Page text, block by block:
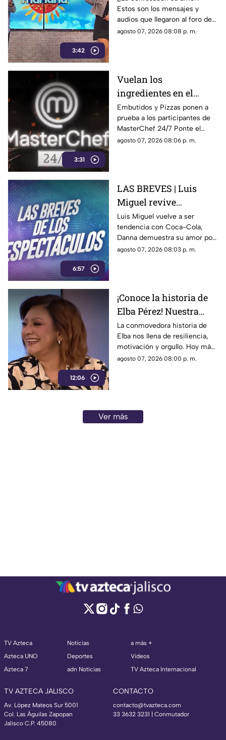
3:42
'Cada mañana'; parte 1
Estos son los mensajes y
audios que llegaron al foro de
‘Cada mañana’ estuvieron
agosto 07, 2026 08:08 p. m.
3:31
Vuelan los
ingredientes en el
programa MasterChef
24/7
Embutidos y Pizzas ponen a
prueba a los participantes de
MasterChef 24/7 Ponte el
delantal y degusta junto a
agosto 07, 2026 08:06 p. m.
6:57
LAS BREVES | Luis
Miguel revive
nostalgia, Danna canta
tema de Belinda y Paul
Alone estrena disco
Luis Miguel vuelve a ser
tendencia con Coca-Cola,
Danna demuestra su amor por
Belinda y Paul Alone revela los
agosto 07, 2026 08:03 p. m.
12:06
¡Conoce la historia de
Elba Pérez! Nuestra
nueva Reina en el foro
de 'Cada mañana'
La conmovedora historia de
Elba nos llena de resiliencia,
motivación y orgullo. Hoy más
que nunca brilla tanto por
agosto 07, 2026 08:00 p. m.
Ver más
TV Azteca
Azteca UNO
Azteca 7
Noticias
Deportes
adn Noticias
a más +
Videos
TV Azteca Internacional
TV AZTECA JALISCO
Av. López Mateos Sur 5001
Col. Las Águilas Zapopan
Jalisco C.P. 45080
CONTACTO
contacto@tvazteca.com
33 3632 3231 | Conmutador